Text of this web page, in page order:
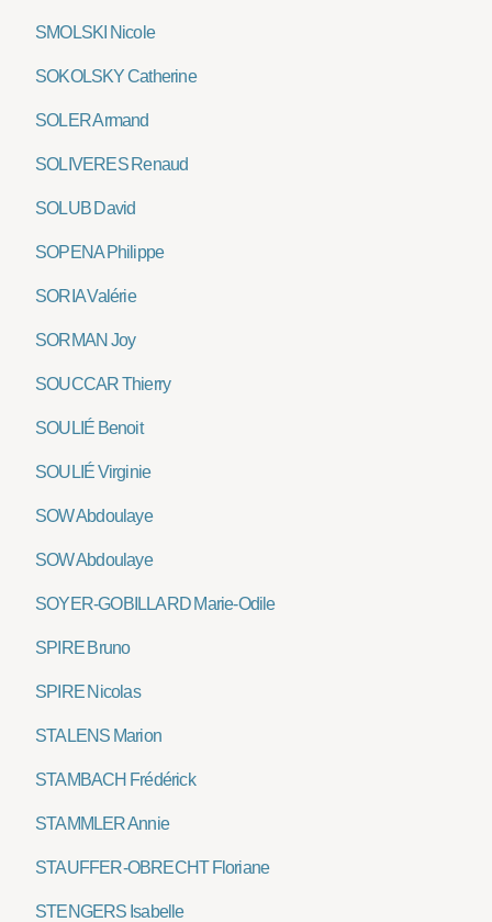
SMOLSKI Nicole
SOKOLSKY Catherine
SOLER Armand
SOLIVERES Renaud
SOLUB David
SOPENA Philippe
SORIA Valérie
SORMAN Joy
SOUCCAR Thierry
SOULIÉ Benoit
SOULIÉ Virginie
SOW Abdoulaye
SOW Abdoulaye
SOYER-GOBILLARD Marie-Odile
SPIRE Bruno
SPIRE Nicolas
STALENS Marion
STAMBACH Frédérick
STAMMLER Annie
STAUFFER-OBRECHT Floriane
STENGERS Isabelle